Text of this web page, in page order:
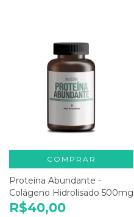
COMPRAR
Proteína Abundante -
Colágeno Hidrolisado 500mg
R$40,00